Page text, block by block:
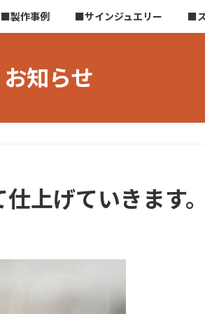
■製作事例 ■サインジュエリー ■
お知らせ
上げていきます。